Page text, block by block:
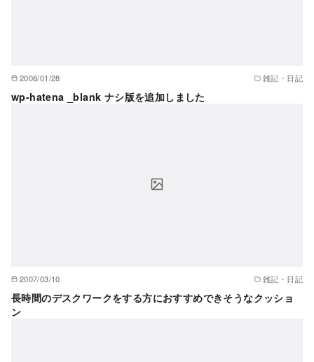
2008/01/28 雑記・日記
wp-hatena _blank ナシ版を追加しました
2007/03/10 雑記・日記
長時間のデスクワークをする方におすすめできそうなクッショ
ン